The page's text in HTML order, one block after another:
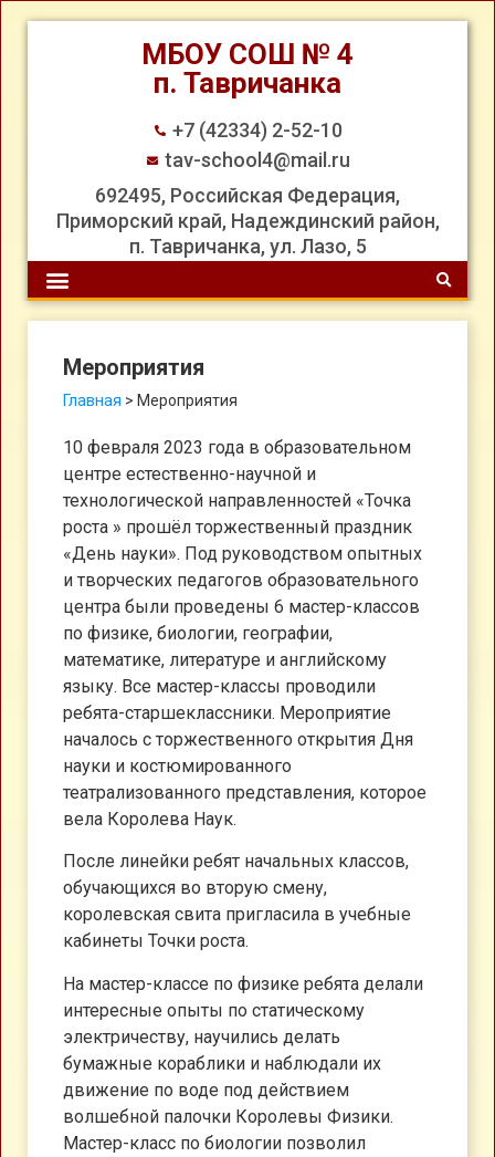
МБОУ СОШ № 4
п. Тавричанка
+7 (42334) 2-52-10
tav-school4@mail.ru
692495, Российская Федерация,
Приморский край, Надеждинский район,
п. Тавричанка, ул. Лазо, 5
Мероприятия
Главная > Мероприятия
10 февраля 2023 года в образовательном
центре естественно-научной и
технологической направленностей «Точка
роста » прошёл торжественный праздник
«День науки». Под руководством опытных
и творческих педагогов образовательного
центра были проведены 6 мастер-классов
по физике, биологии, географии,
математике, литературе и английскому
языку. Все мастер-классы проводили
ребята-старшеклассники. Мероприятие
началось с торжественного открытия Дня
науки и костюмированного
театрализованного представления, которое
вела Королева Наук.
После линейки ребят начальных классов,
обучающихся во вторую смену,
королевская свита пригласила в учебные
кабинеты Точки роста.
На мастер-классе по физике ребята делали
интересные опыты по статическому
электричеству, научились делать
бумажные кораблики и наблюдали их
движение по воде под действием
волшебной палочки Королевы Физики.
Мастер-класс по биологии позволил